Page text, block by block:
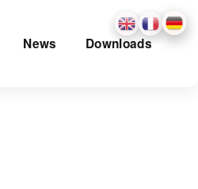
News Downloads